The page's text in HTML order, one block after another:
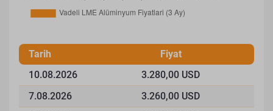
Tarih
Fiyat
10.08.2026
3.280,00 USD
7.08.2026
3.260,00 USD